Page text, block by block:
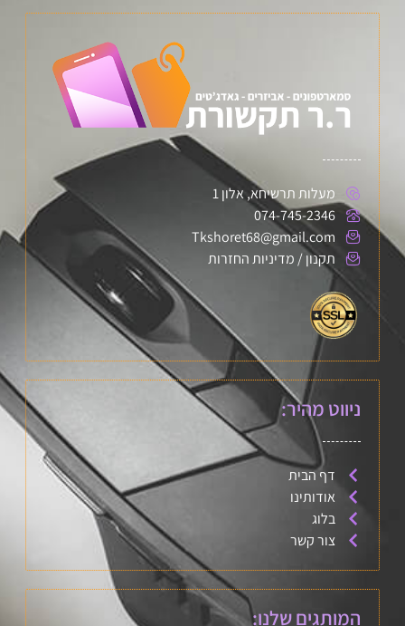
מעלות תרשיחא, אלון 1
074-745-2346
Tkshoret68@gmail.com
תקנון / מדיניות החזרות
ניווט מהיר:
דף הבית
אודותינו
בלוג
צור קשר
המותגים שלנו: